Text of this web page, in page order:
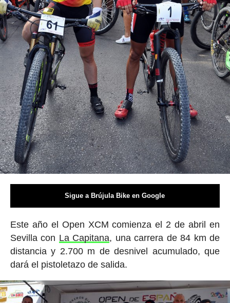
Sigue a Brújula Bike en Google
Este año el Open XCM comienza el 2 de abril en
Sevilla con La Capitana, una carrera de 84 km de
distancia y 2.700 m de desnivel acumulado, que
dará el pistoletazo de salida.